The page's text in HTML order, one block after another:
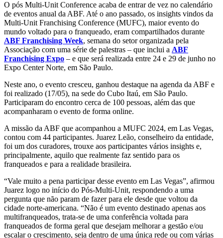
O pós Multi-Unit Conference acaba de entrar de vez no calendário
de eventos anual da ABF. Até o ano passado, os insights vindos da
Multi-Unit Franchising Conference (MUFC), maior evento do
mundo voltado para o franqueado, eram compartilhados durante
ABF Franchising Week, semana do setor organizada pela
Associação com uma série de palestras – que inclui a ABF
Franchising Expo – e que será realizada entre 24 e 29 de junho no
Expo Center Norte, em São Paulo.
Neste ano, o evento cresceu, ganhou destaque na agenda da ABF e
foi realizado (17/05), na sede do Cubo Itaú, em São Paulo.
Participaram do encontro cerca de 100 pessoas, além das que
acompanharam o evento de forma online.
A missão da ABF que acompanhou a MUFC 2024, em Las Vegas,
contou com 44 participantes. Juarez Leão, conselheiro da entidade,
foi um dos curadores, trouxe aos participantes vários insights e,
principalmente, aquilo que realmente faz sentido para os
franqueados e para a realidade brasileira.
“Vale muito a pena participar desse evento em Las Vegas”, afirmou
Juarez logo no início do Pós-Multi-Unit, respondendo a uma
pergunta que não param de fazer para ele desde que voltou da
cidade norte-americana. “Não é um evento destinado apenas aos
multifranqueados, trata-se de uma conferência voltada para
franqueados de forma geral que desejam melhorar a gestão e/ou
escalar o crescimento, seja dentro de uma única rede ou com várias